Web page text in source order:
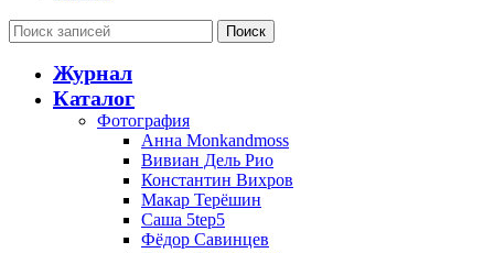
Поиск
Журнал
Каталог
Фотография
Анна Monkandmoss
Вивиан Дель Рио
Константин Вихров
Макар Терёшин
Саша 5tep5
Фёдор Савинцев